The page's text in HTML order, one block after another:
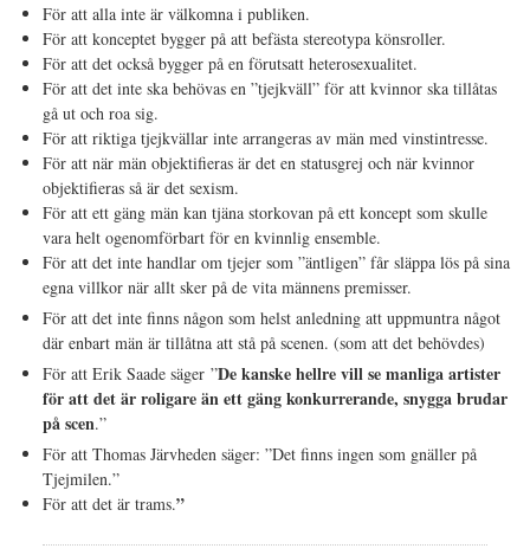
För att alla inte är välkomna i publiken.
För att konceptet bygger på att befästa stereotypa könsroller.
För att det också bygger på en förutsatt heterosexualitet.
För att det inte ska behövas en ”tjejkväll” för att kvinnor ska tillåtas
gå ut och roa sig.
För att riktiga tjejkvällar inte arrangeras av män med vinstintresse.
För att när män objektifieras är det en statusgrej och när kvinnor
objektifieras så är det sexism.
För att ett gäng män kan tjäna storkovan på ett koncept som skulle
vara helt ogenomförbart för en kvinnlig ensemble.
För att det inte handlar om tjejer som ”äntligen” får släppa lös på sina
egna villkor när allt sker på de vita männens premisser.
För att det inte finns någon som helst anledning att uppmuntra något
där enbart män är tillåtna att stå på scenen. (som att det behövdes)
För att Erik Saade säger ”De kanske hellre vill se manliga artister
för att det är roligare än ett gäng konkurrerande, snygga brudar
på scen.”
För att Thomas Järvheden säger: ”Det finns ingen som gnäller på
Tjejmilen.”
För att det är trams.”